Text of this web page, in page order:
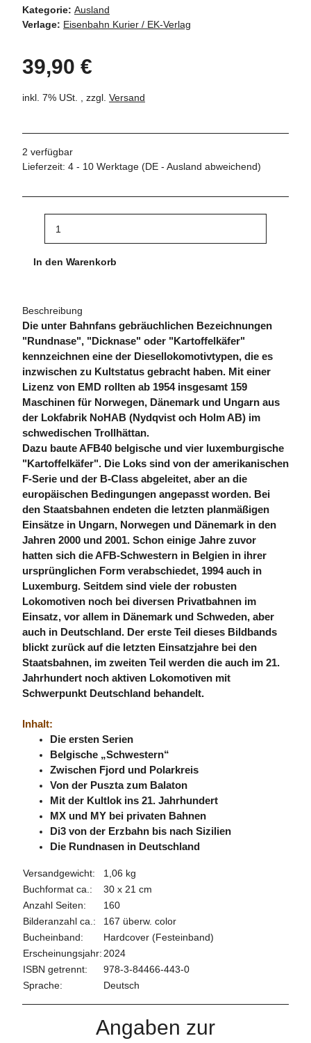
Kategorie: Ausland
Verlage: Eisenbahn Kurier / EK-Verlag
39,90 €
inkl. 7% USt. , zzgl. Versand
2 verfügbar
Lieferzeit: 4 - 10 Werktage (DE - Ausland abweichend)
In den Warenkorb
Beschreibung
Die unter Bahnfans gebräuchlichen Bezeichnungen
"Rundnase", "Dicknase" oder "Kartoffelkäfer"
kennzeichnen eine der Diesellokomotivtypen, die es
inzwischen zu Kultstatus gebracht haben. Mit einer
Lizenz von EMD rollten ab 1954 insgesamt 159
Maschinen für Norwegen, Dänemark und Ungarn aus
der Lokfabrik NoHAB (Nydqvist och Holm AB) im
schwedischen Trollhättan.
Dazu baute AFB40 belgische und vier luxemburgische
"Kartoffelkäfer". Die Loks sind von der amerikanischen
F-Serie und der B-Class abgeleitet, aber an die
europäischen Bedingungen angepasst worden. Bei
den Staatsbahnen endeten die letzten planmäßigen
Einsätze in Ungarn, Norwegen und Dänemark in den
Jahren 2000 und 2001. Schon einige Jahre zuvor
hatten sich die AFB-Schwestern in Belgien in ihrer
ursprünglichen Form verabschiedet, 1994 auch in
Luxemburg. Seitdem sind viele der robusten
Lokomotiven noch bei diversen Privatbahnen im
Einsatz, vor allem in Dänemark und Schweden, aber
auch in Deutschland. Der erste Teil dieses Bildbands
blickt zurück auf die letzten Einsatzjahre bei den
Staatsbahnen, im zweiten Teil werden die auch im 21.
Jahrhundert noch aktiven Lokomotiven mit
Schwerpunkt Deutschland behandelt.
Inhalt:
Die ersten Serien
Belgische „Schwestern“
Zwischen Fjord und Polarkreis
Von der Puszta zum Balaton
Mit der Kultlok ins 21. Jahrhundert
MX und MY bei privaten Bahnen
Di3 von der Erzbahn bis nach Sizilien
Die Rundnasen in Deutschland
Versandgewicht:
1,06 kg
Buchformat ca.:
30 x 21 cm
Anzahl Seiten:
160
Bilderanzahl ca.:
167 überw. color
Bucheinband:
Hardcover (Festeinband)
Erscheinungsjahr:2024
ISBN getrennt:
978-3-84466-443-0
Sprache:
Deutsch
Angaben zur